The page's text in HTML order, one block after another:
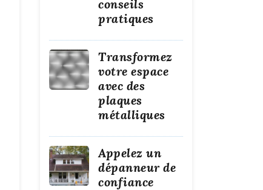
conseils
pratiques
Transformez
votre espace
avec des
plaques
métalliques
Appelez un
dépanneur de
confiance